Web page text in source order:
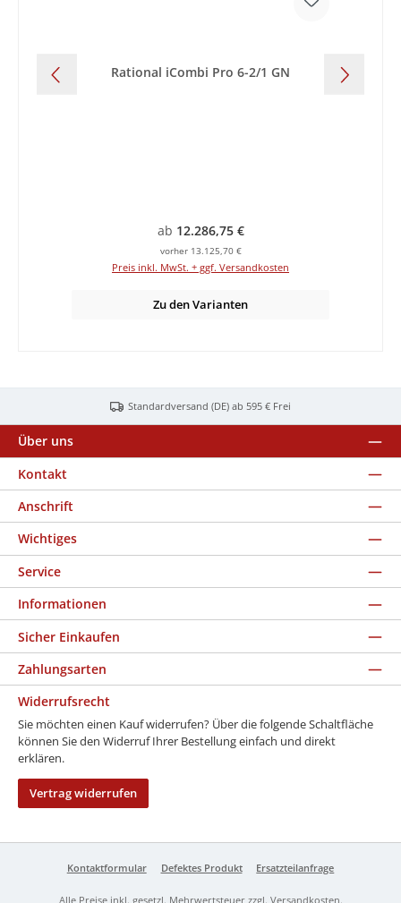
Rational iCombi Pro 6-2/1 GN
Regulärer Preis:
ab 12.286,75 €
vorher 13.125,70 €
Preis inkl. MwSt. + ggf. Versandkosten
Zu den Varianten
Standardversand (DE) ab 595 € Frei
Über uns
Kontakt
Anschrift
Wichtiges
Service
Informationen
Sicher Einkaufen
Zahlungsarten
Widerrufsrecht
Sie möchten einen Kauf widerrufen? Über die folgende Schaltfläche
können Sie den Widerruf Ihrer Bestellung einfach und direkt
erklären.
Vertrag widerrufen
Kontaktformular Defektes Produkt Ersatzteilanfrage
Alle Preise inkl. gesetzl. Mehrwertsteuer zzgl. Versandkosten.